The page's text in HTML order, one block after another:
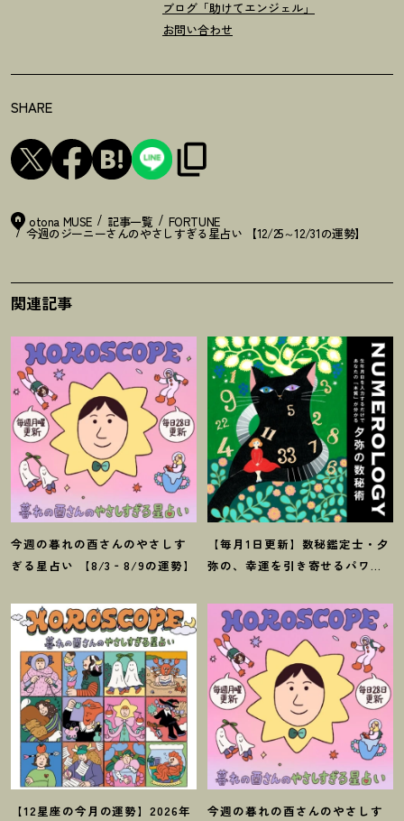
ブログ「助けてエンジェル」
お問い合わせ
SHARE
otona MUSE 記事一覧 FORTUNE
今週のジーニーさんのやさしすぎる星占い 【12/25～12/31の運勢】
関連記事
今週の暮れの酉さんのやさしす
ぎる星占い 【8/3‐8/9の運勢】
【毎月1日更新】数秘鑑定士・夕
弥の、幸運を引き寄せるパワー
【12星座の今月の運勢】2026年
今週の暮れの酉さんのやさしす